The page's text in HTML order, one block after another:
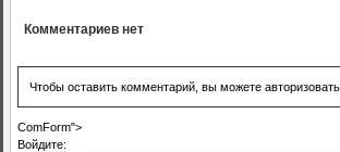
Комментариев нет
Чтобы оставить комментарий, вы можете
ComForm">
Войдите: